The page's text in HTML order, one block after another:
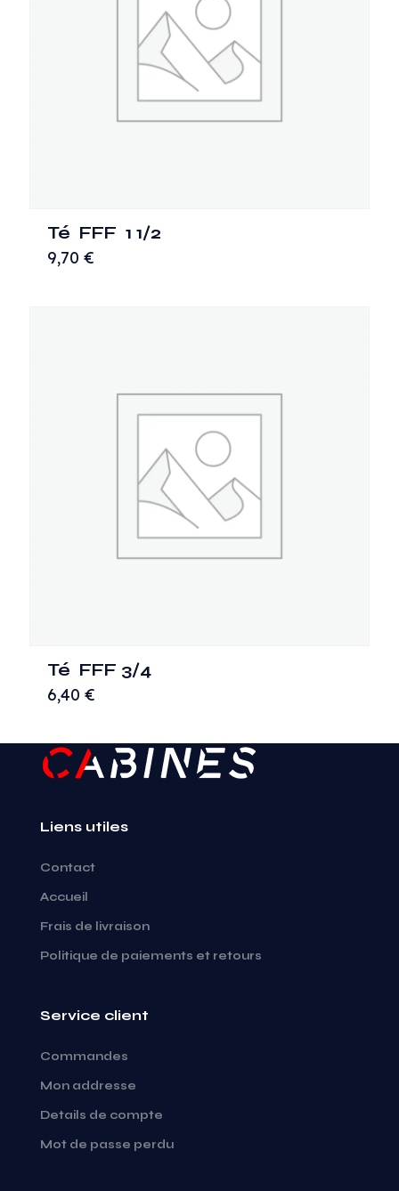
Té FFF 1 1/2
9,70 €
Té FFF 3/4
6,40 €
Liens utiles
Contact
Accueil
Frais de livraison
Politique de paiements et retours
Service client
Commandes
Mon addresse
Details de compte
Mot de passe perdu